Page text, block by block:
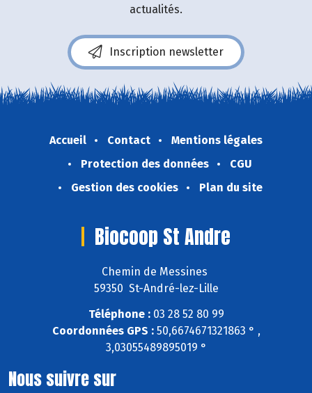
actualités.
Inscription newsletter
Accueil Contact
Mentions légales
Protection des données
CGU
Gestion des cookies
Plan du site
Biocoop St Andre
Chemin de Messines
59350 St-André-lez-Lille
Téléphone :03 28 52 80 99
Coordonnées GPS :50,6674671321863 ° ,
3,03055489895019 °
Nous suivre sur